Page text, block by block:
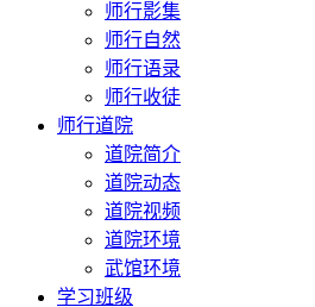
师行影集
师行自然
师行语录
师行收徒
师行道院
道院简介
道院动态
道院视频
道院环境
武馆环境
学习班级